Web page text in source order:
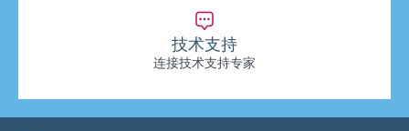
技术支持
连接技术支持专家